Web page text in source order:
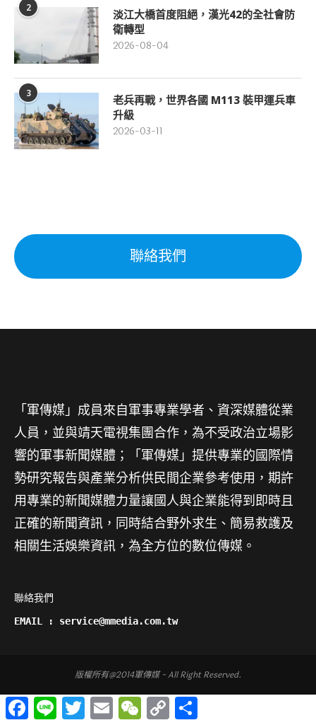
2
淡江大橋首度阻絕，漢光42的全社會防
衛轉型
2026-08-04
3
老兵再戰，世界各國 M113 裝甲運兵車
升級
2026-03-11
聯絡我們
「軍傳媒」成員來自軍事專業學者、資深媒體從業
人員，並與靖天電視集團合作，為不受政治立場影
響的軍事新聞媒體；「軍傳媒」提供專業的國際情
勢研究報告與產業分析供民間企業參考使用，期許
用專業的新聞媒體力量讓國人與企業能得到即時且
正確的新聞資訊，同時結合野外求生、簡易救護及
相關生活娛樂資訊，為全方位的數位傳媒。
聯絡我們
EMAIL : service@mmedia.com.tw
版權所有@2014軍傳媒 - All Right Reserved.
Facebook
Line TwitterEmail WeChat
Copy
Link